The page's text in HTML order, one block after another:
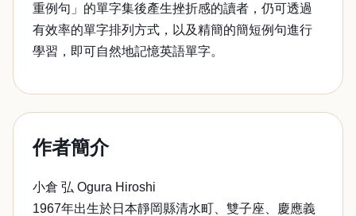
重例句」的單字集後產生挫折感的讀者，仍可透過
有效率的單字排列方式，以及精簡的簡短例句進行
學習，即可自然地記憶英語單字。
作者簡介
小倉 弘 Ogura Hiroshi
1967年出生於日本靜岡縣清水町、雙子座、慶應義